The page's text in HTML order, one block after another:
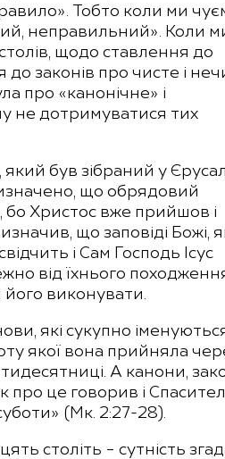
Тобто коли ми
неправильний». Коли
щодо ставлення до
до законів про чисте і
про «канонічне» і
не дотримуватися тих
був зібраний у
що обрядовий
бо Христос вже прийшов і
що заповіді Божі,
і Сам Господь Ісус
від їхнього
виконувати.
які сукупно
якої вона прийняла
А канони,
про це говорив і
(Мк. 2:27-28).
століть – сутність